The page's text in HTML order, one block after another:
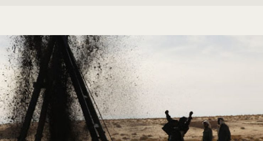
Mark Strong
Freida Pinto
Kleur, 129 minuten
Distributie
BFD